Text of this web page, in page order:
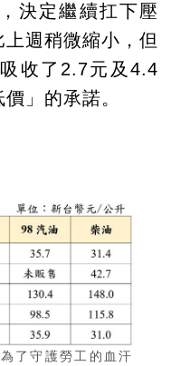
決定繼續扛下壓
週稍微縮小，但
收了2.7元及4.4
」的承諾。
了守護勞工的血汗